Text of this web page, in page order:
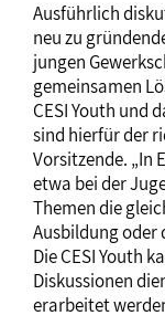
Ausführlich
neu zu
jungen
gemeinsamen
CESI Youth und
sind hierfür der
Vorsitzende. „In
etwa bei der
Themen die
Ausbildung oder
Die CESI Youth
Diskussionen
erarbeitet